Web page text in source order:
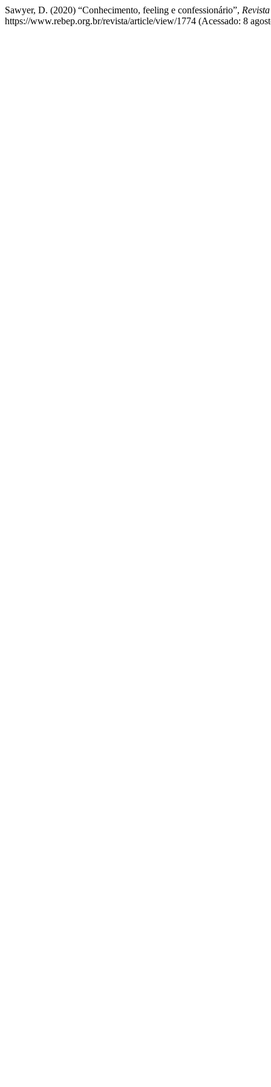
Sawyer, D. (2020) “Conhecimento, feeling e confessionário”,
https://www.rebep.org.br/revista/article/view/1774 (Acessado: 8